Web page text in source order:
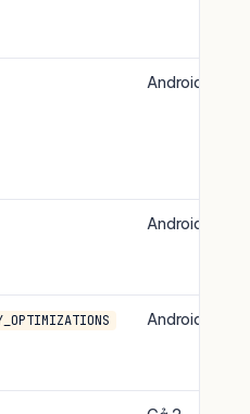
Android
Android 13+
Android